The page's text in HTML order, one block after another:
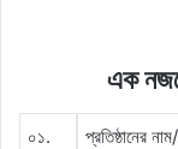
এক
০১. প্রতিষ্ঠানের